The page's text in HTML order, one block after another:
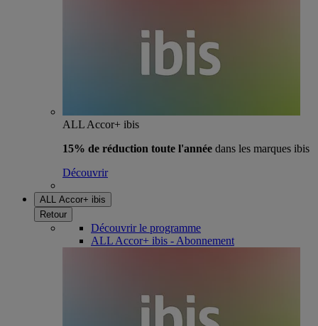
ALL Accor+ ibis
15% de réduction toute l'année dans les marques ibis
Découvrir
ALL Accor+ ibis
Retour
Découvrir le programme
ALL Accor+ ibis - Abonnement